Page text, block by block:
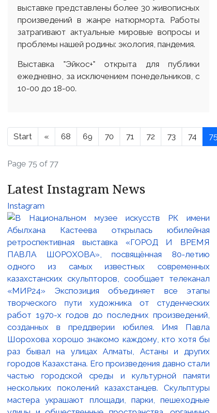
выставке представлены более 30 живописных
произведений в жанре натюрморта. Работы
затрагивают актуальные мировые вопросы и
проблемы нашей родины: экология, пандемия.
Выставка "Эйкос+" открыта для публики
ежедневно, за исключением понедельников, с
10-00 до 18-00.
Start « 68 69 70 71 72 73 74
Page 75 of 77
Latest Instagram News
Instagram